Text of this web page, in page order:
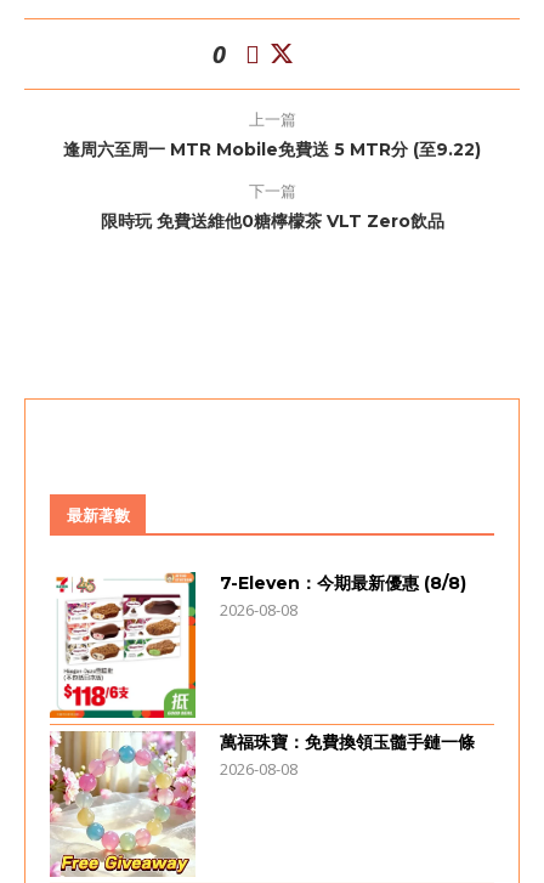
0
上一篇
逢周六至周一 MTR Mobile免費送 5 MTR分 (至9.22)
下一篇
限時玩 免費送維他0糖檸檬茶 VLT Zero飲品
最新著數
7-Eleven：今期最新優惠 (8/8)
2026-08-08
萬福珠寶：免費換領玉髓手鏈一條
2026-08-08